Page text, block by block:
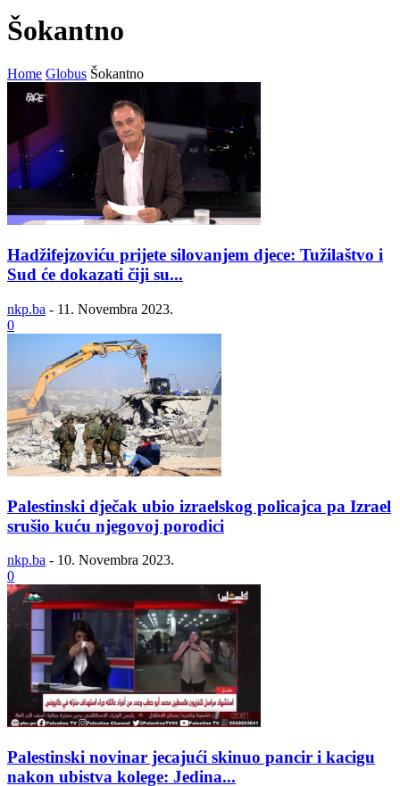
Šokantno
Home Globus Šokantno
Hadžifejzoviću prijete silovanjem djece: Tužilaštvo i
Sud će dokazati čiji su...
nkp.ba - 11. Novembra 2023.
0
Palestinski dječak ubio izraelskog policajca pa Izrael
srušio kuću njegovoj porodici
nkp.ba - 10. Novembra 2023.
0
Palestinski novinar jecajući skinuo pancir i kacigu
nakon ubistva kolege: Jedina...